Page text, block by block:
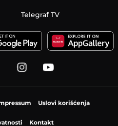
Telegraf TV
Uslovi korišćenja
Kontakt